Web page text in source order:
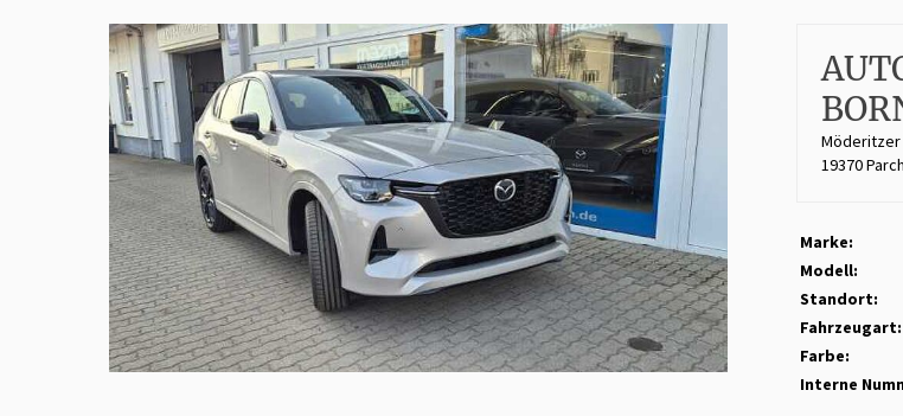
Möderitzer
19370
Marke:
Modell:
Standort:
Fahrzeugart:
Farbe:
Interne